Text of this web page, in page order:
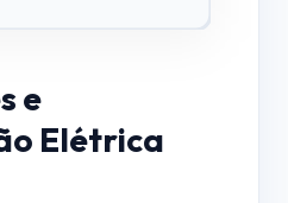
e
Elétrica